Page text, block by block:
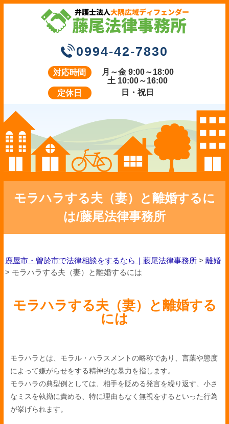
0994-42-7830
対応時間
月～金 9:00～18:00
土 10:00～16:00
定休日
日・祝日
モラハラする夫（妻）と離婚するに
は/藤尾法律事務所
鹿屋市・曽於市で法律相談をするなら｜藤尾法律事務所 > 離婚
> モラハラする夫（妻）と離婚するには
モラハラする夫（妻）と離婚する
には
モラハラとは、モラル・ハラスメントの略称であり、言葉や態度
によって嫌がらせをする精神的な暴力を指します。
モラハラの典型例としては、相手を貶める発言を繰り返す、小さ
なミスを執拗に責める、特に理由もなく無視をするといった行為
が挙げられます。